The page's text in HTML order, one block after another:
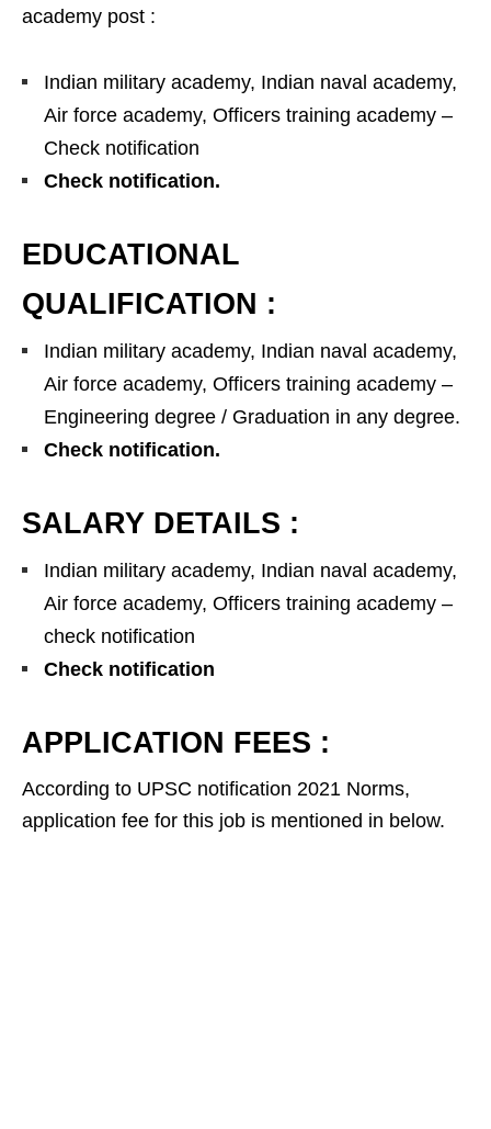
academy post :
Indian military academy, Indian naval academy,
Air force academy, Officers training academy –
Check notification
Check notification.
EDUCATIONAL
QUALIFICATION :
Indian military academy, Indian naval academy,
Air force academy, Officers training academy –
Engineering degree / Graduation in any degree.
Check notification.
SALARY DETAILS :
Indian military academy, Indian naval academy,
Air force academy, Officers training academy –
check notification
Check notification
APPLICATION FEES :
According to UPSC notification 2021 Norms,
application fee for this job is mentioned in below.